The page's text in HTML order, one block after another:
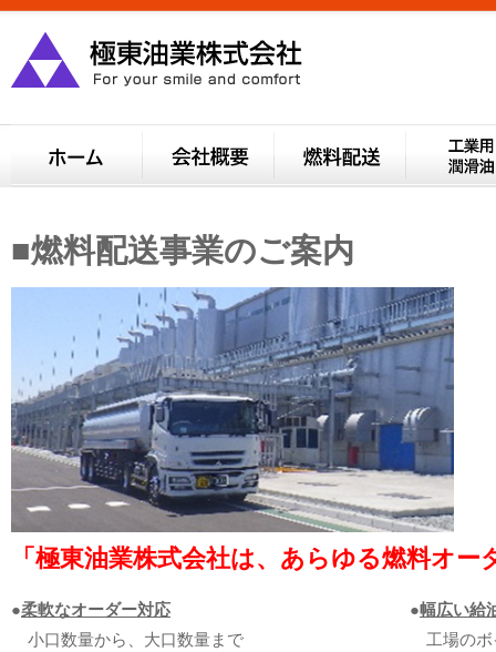
■燃料配送事業のご案内
「極東油業株式会社は、あらゆる燃料オ
●柔軟なオーダー対応
小口数量から、大口数量まで
●幅広い給
工場の